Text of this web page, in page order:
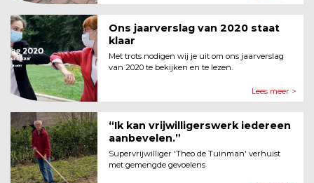
Ons jaarverslag van 2020 staat
klaar
Met trots nodigen wij je uit om ons jaarverslag
van 2020 te bekijken en te lezen.
Lees meer >
“Ik kan vrijwilligerswerk iedereen
aanbevelen.”
Supervrijwilliger 'Theo de Tuinman' verhuist
met gemengde gevoelens